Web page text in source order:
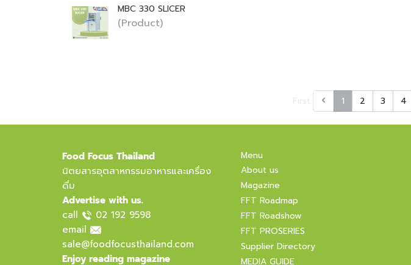
MBC 330 SLICER
(Product)
1 2 3 4
Food Focus Thailand
นิตยสารอุตสาหกรรมอาหารและเครื่อง
ดื่ม
Advertise with us.
call
02 192 9598
email
sale@foodfocusthailand.com
Enjoy reading magazine
Menu
About us
Magazine
FFT Roadmap
FFT Roadshow
FFT PROSERIES
Supplier Directory
MEDIA GUIDE